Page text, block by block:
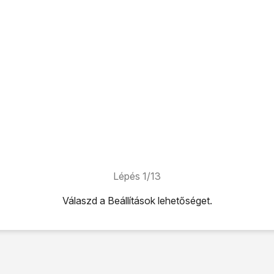
Lépés 1/13
Válaszd a Beállításoklehetőséget.
lehetőséget.